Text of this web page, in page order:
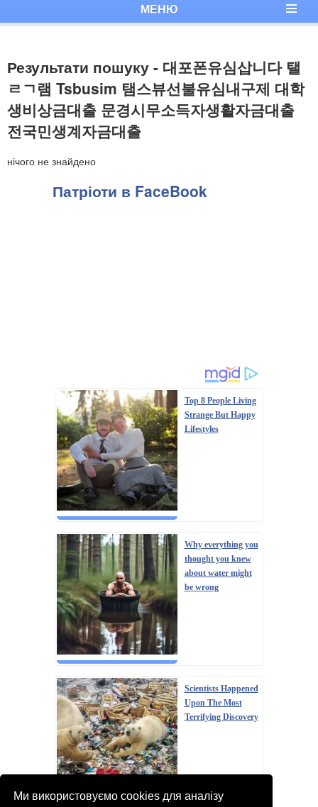
Ми використовуємо cookies для аналізу
МЕНЮ
Результати пошуку - 대포폰유심삽니다 탤
ㄹㄱ램 Tsbusim 탬스뷰선불유심내구제 대학
생비상금대출 문경시무소득자생활자금대출
전국민생계자금대출
нічого не знайдено
Патріоти в FaceBook
Top 8 People Living
Strange But Happy
Lifestyles
Why everything you
thought you knew
about water might
be wrong
Scientists Happened
Upon The Most
Terrifying Discovery